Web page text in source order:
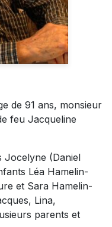
de 91 ans, monsieur
feu Jacqueline
Jocelyne (Daniel
Léa Hamelin-
et Sara Hamelin-
Lina,
parents et